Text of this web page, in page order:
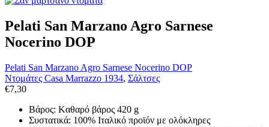
Pelati San Marzano Agro Sarnese
Nocerino DOP
Pelati San Marzano Agro Sarnese Nocerino DOP
Ντομάτες Casa Marrazzo 1934, Σάλτσες
€7,30
Βάρος: Kαθαρό βάρος 420 g
Συστατικά: 100% Ιταλικό προϊόν με ολόκληρες